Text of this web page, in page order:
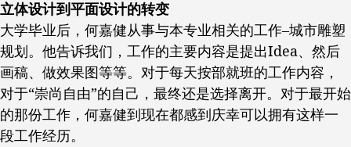
立体设计到平面设计的转变
大学毕业后，何嘉健从事与本专业相关的工作–城市雕塑
规划。他告诉我们，工作的主要内容是提出Idea、然后
画稿、做效果图等等。对于每天按部就班的工作内容，
对于“崇尚自由”的自己，最终还是选择离开。对于最开始
的那份工作，何嘉健到现在都感到庆幸可以拥有这样一
段工作经历。